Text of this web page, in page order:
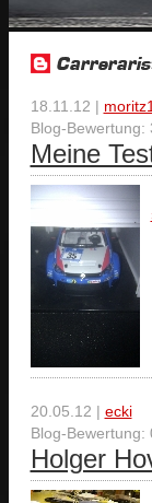
18.11.12 |
Blog-Bewertung:
Meine
20.05.12 | ecki
Blog-Bewertung:
Holger